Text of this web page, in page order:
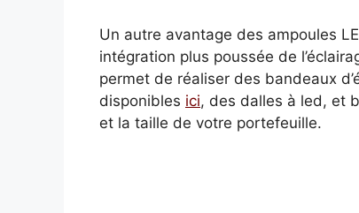
Un autre avantage des ampoules
intégration plus poussée de
permet de réaliser des bandeaux
disponibles ici, des dalles à led, et
et la taille de votre portefeuille.